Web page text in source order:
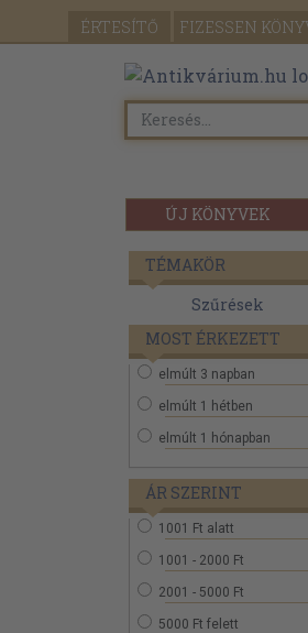
ÉRTESÍTŐ FIZESSEN
ÚJ KÖNYVEK
TÉMAKÖR
Szűrések
MOST ÉRKEZETT
elmúlt 3 napban
elmúlt 1 hétben
elmúlt 1 hónapban
ÁR SZERINT
1001 Ft alatt
1001 - 2000 Ft
2001 - 5000 Ft
5000 Ft felett